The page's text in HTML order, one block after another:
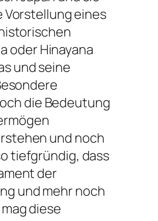
Vorstellung eines
oder Hinayana
und seine
die Bedeutung
und noch
tiefgründig, dass
der
und mehr noch
diese